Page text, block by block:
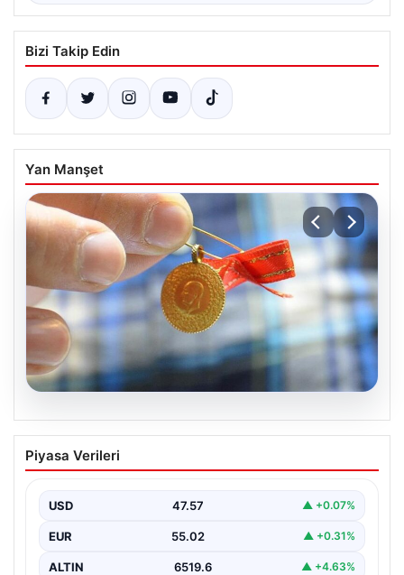
Bizi Takip Edin
Yan Manşet
Altın fiyatları canlı 8 Nisan 2026: Altın
fiyatları ne kadar oldu? Gram, çeyrek,
fiyatları
Piyasa Verileri
USD 47.57 ▲ +0.07%
EUR 55.02 ▲ +0.31%
ALTIN 6519.6 ▲ +4.63%